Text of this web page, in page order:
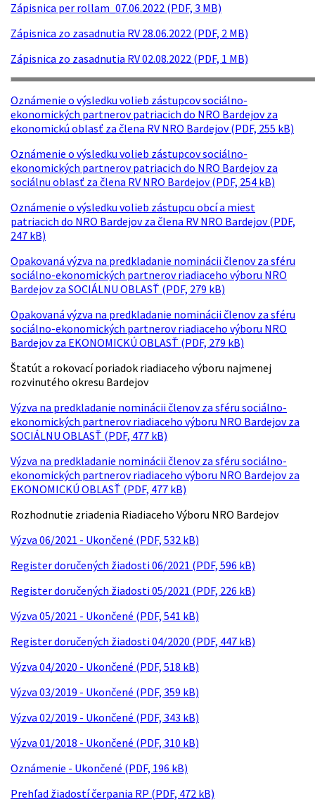
Zápisnica per rollam_07.06.2022 (PDF, 3 MB)
Zápisnica zo zasadnutia RV 28.06.2022 (PDF, 2 MB)
Zápisnica zo zasadnutia RV 02.08.2022 (PDF, 1 MB)
Oznámenie o výsledku volieb zástupcov sociálno-
ekonomických partnerov patriacich do NRO Bardejov za
ekonomickú oblasť za člena RV NRO Bardejov (PDF, 255 kB)
Oznámenie o výsledku volieb zástupcov sociálno-
ekonomických partnerov patriacich do NRO Bardejov za
sociálnu oblasť za člena RV NRO Bardejov (PDF, 254 kB)
Oznámenie o výsledku volieb zástupcu obcí a miest
patriacich do NRO Bardejov za člena RV NRO Bardejov (PDF,
247 kB)
Opakovaná výzva na predkladanie nominácii členov za sféru
sociálno-ekonomických partnerov riadiaceho výboru NRO
Bardejov za SOCIÁLNU OBLASŤ (PDF, 279 kB)
Opakovaná výzva na predkladanie nominácii členov za sféru
sociálno-ekonomických partnerov riadiaceho výboru NRO
Bardejov za EKONOMICKÚ OBLASŤ (PDF, 279 kB)
Štatút a rokovací poriadok riadiaceho výboru najmenej
rozvinutého okresu Bardejov
Výzva na predkladanie nominácii členov za sféru sociálno-
ekonomických partnerov riadiaceho výboru NRO Bardejov za
SOCIÁLNU OBLASŤ (PDF, 477 kB)
Výzva na predkladanie nominácii členov za sféru sociálno-
ekonomických partnerov riadiaceho výboru NRO Bardejov za
EKONOMICKÚ OBLASŤ (PDF, 477 kB)
Rozhodnutie zriadenia Riadiaceho Výboru NRO Bardejov
Výzva 06/2021 - Ukončené (PDF, 532 kB)
Register doručených žiadosti 06/2021 (PDF, 596 kB)
Register doručených žiadosti 05/2021 (PDF, 226 kB)
Výzva 05/2021 - Ukončené (PDF, 541 kB)
Register doručených žiadosti 04/2020 (PDF, 447 kB)
Výzva 04/2020 - Ukončené (PDF, 518 kB)
Výzva 03/2019 - Ukončené (PDF, 359 kB)
Výzva 02/2019 - Ukončené (PDF, 343 kB)
Výzva 01/2018 - Ukončené (PDF, 310 kB)
Oznámenie - Ukončené (PDF, 196 kB)
Prehľad žiadostí čerpania RP (PDF, 472 kB)